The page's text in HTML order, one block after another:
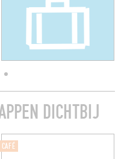
DICHTBIJ
CAFÉ